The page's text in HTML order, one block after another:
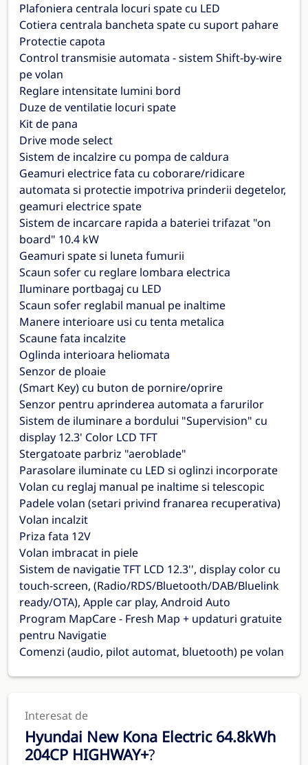
Plafoniera centrala locuri spate cu LED
Cotiera centrala bancheta spate cu suport pahare
Protectie capota
Control transmisie automata - sistem Shift-by-wire
pe volan
Reglare intensitate lumini bord
Duze de ventilatie locuri spate
Kit de pana
Drive mode select
Sistem de incalzire cu pompa de caldura
Geamuri electrice fata cu coborare/ridicare
automata si protectie impotriva prinderii degetelor,
geamuri electrice spate
Sistem de incarcare rapida a bateriei trifazat "on
board" 10.4 kW
Geamuri spate si luneta fumurii
Scaun sofer cu reglare lombara electrica
Iluminare portbagaj cu LED
Scaun sofer reglabil manual pe inaltime
Manere interioare usi cu tenta metalica
Scaune fata incalzite
Oglinda interioara heliomata
Senzor de ploaie
(Smart Key) cu buton de pornire/oprire
Senzor pentru aprinderea automata a farurilor
Sistem de iluminare a bordului "Supervision" cu
display 12.3' Color LCD TFT
Stergatoate parbriz "aeroblade"
Parasolare iluminate cu LED si oglinzi incorporate
Volan cu reglaj manual pe inaltime si telescopic
Padele volan (setari privind franarea recuperativa)
Volan incalzit
Priza fata 12V
Volan imbracat in piele
Sistem de navigatie TFT LCD 12.3'', display color cu
touch-screen, (Radio/RDS/Bluetooth/DAB/Bluelink
ready/OTA), Apple car play, Android Auto
Program MapCare - Fresh Map + updaturi gratuite
pentru Navigatie
Comenzi (audio, pilot automat, bluetooth) pe volan
Interesat de
Hyundai New Kona Electric 64.8kWh
204CP HIGHWAY+?